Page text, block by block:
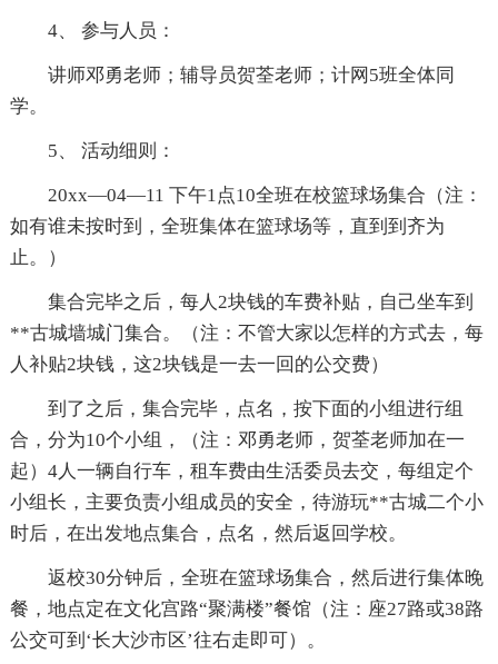
4、 参与人员：
讲师邓勇老师；辅导员贺荃老师；计网5班全体同
学。
5、 活动细则：
20xx—04—11 下午1点10全班在校篮球场集合（注：
如有谁未按时到，全班集体在篮球场等，直到到齐为
止。）
集合完毕之后，每人2块钱的车费补贴，自己坐车到
**古城墙城门集合。（注：不管大家以怎样的方式去，每
人补贴2块钱，这2块钱是一去一回的公交费）
到了之后，集合完毕，点名，按下面的小组进行组
合，分为10个小组，（注：邓勇老师，贺荃老师加在一
起）4人一辆自行车，租车费由生活委员去交，每组定个
小组长，主要负责小组成员的安全，待游玩**古城二个小
时后，在出发地点集合，点名，然后返回学校。
返校30分钟后，全班在篮球场集合，然后进行集体晚
餐，地点定在文化宫路“聚满楼”餐馆（注：座27路或38路
公交可到‘长大沙市区’往右走即可）。